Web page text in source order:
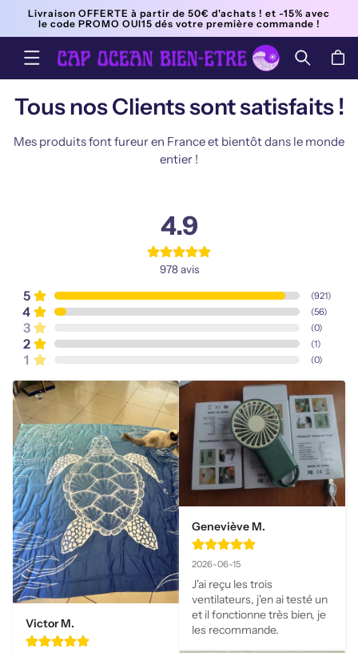
PASSER
CONTENU
Livraison OFFERTE à partir de 50€ d'achats ! et -15% avec
le code PROMO OUI15 dés votre première commande !
Panier
Tous nos Clients sont satisfaits !
Mes produits font fureur en France et bientôt dans le monde
entier !
4.9
978 avis
5 (921)
4 (56)
3 (0)
2 (1)
1 (0)
Victor M.
Geneviève M.
2026-06-15
J'ai reçu les trois
ventilateurs, j'en ai testé un
et il fonctionne très bien, je
les recommande.